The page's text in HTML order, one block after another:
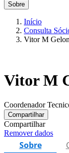
Sobre
Início
Consulta
Vitor M
Vitor M
Coordenador
Compartilhar
Compartilhar
Remover dados
Sobre